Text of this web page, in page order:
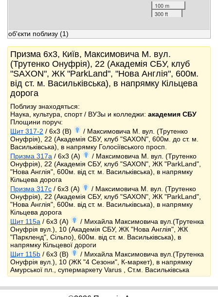
100 m
300 ft
об'єкти поблизу (1)
Призма 6x3, Київ, Максимовича М. вул.
(Трутенко Онуфрія), 22 (Академія СБУ, клуб
"SAXON", ЖК "ParkLand", "Нова Англія", 600м.
від ст. м. Васильківська), в напрямку Кільцева
дорога
Поблизу знаходяться:
Наука, культура, спорт / ВУЗы и колледжи: академия СБУ
Площини поруч:
Щит 317-2 / 6x3 (B)
/ Максимовича М. вул. (Трутенко
Онуфрія), 22 (Академія СБУ, клуб "SAXON", 600м. до ст. м.
Васильківська), в напрямку Голосіївського просп.
Призма 317a / 6x3 (A)
/ Максимовича М. вул. (Трутенко
Онуфрія), 22 (Академія СБУ, клуб "SAXON", ЖК "ParkLand",
"Нова Англія", 600м. від ст. м. Васильківська), в напрямку
Кільцева дорога
Призма 317c / 6x3 (A)
/ Максимовича М. вул. (Трутенко
Онуфрія), 22 (Академія СБУ, клуб "SAXON", ЖК "ParkLand",
"Нова Англія", 600м. від ст. м. Васильківська), в напрямку
Кільцева дорога
Щит 115a / 6x3 (A)
/ Михайла Максимовича вул.(Трутенка
Онуфрія вул.), 10 (Академія СБУ, ЖК "Нова Англія", ЖК
"Паркленд", Сільпо), 600м. від ст. м. Васильківська), в
напрямку Кільцевої дороги
Щит 115b / 6x3 (B)
/ Михайла Максимовича вул.(Трутенка
Онуфрія вул.), 10 (ЖК "4 Сезони", К-маркет), в напрямку
Амурської пл., супермаркету Varus , Ст.м. Васильківська